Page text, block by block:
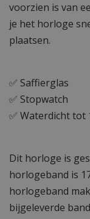
voorzien is van
je het horloge
plaatsen.
✅ Saffierglas
✅ Stopwatch
✅ Waterdicht tot
Dit horloge is
horlogeband is
horlogeband
bijgeleverde